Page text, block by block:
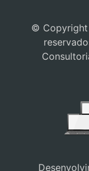
© Copyright